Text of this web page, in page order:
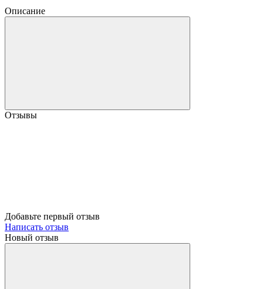
Описание
Отзывы
Добавьте первый отзыв
Написать отзыв
Новый отзыв